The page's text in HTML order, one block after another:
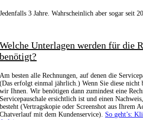
Jedenfalls 3 Jahre. Wahrscheinlich aber sogar seit
Welche Unterlagen werden für die
benötigt?
Am besten alle Rechnungen, auf denen die
(Das erfolgt einmal jährlich.) Wenn Sie diese nicht
wir Ihnen. Wir benötigen dann zumindest eine
Servicepauschale ersichtlich ist und einen
besteht (Vertragskopie oder Screenshot aus Ihrem
Chatverlauf mit dem Kundenservice). So geht’s: